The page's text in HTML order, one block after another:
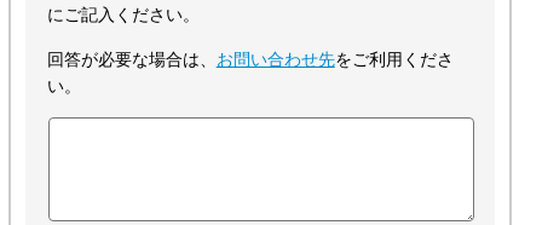
にご記入ください。
回答が必要な場合は、 お問い合わせ先をご利用くださ
い。